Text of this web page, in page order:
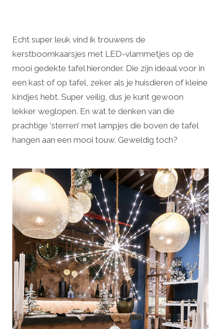
Echt super leuk vind ik trouwens de
kerstboomkaarsjes met LED-vlammetjes op de
mooi gedekte tafel hieronder. Die zijn ideaal voor in
een kast of op tafel, zeker als je huisdieren of kleine
kindjes hebt. Super veilig, dus je kunt gewoon
lekker weglopen. En wat te denken van die
prachtige ‘sterren’ met lampjes die boven de tafel
hangen aan een mooi touw. Geweldig toch?